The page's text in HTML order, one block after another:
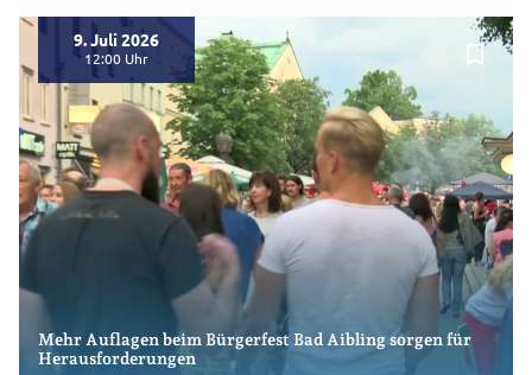
bookmark_border
9. Juli 2026
12:00
Mehr Auflagen beim Bürgerfest Bad Aibling sorgen für
Herausforderungen